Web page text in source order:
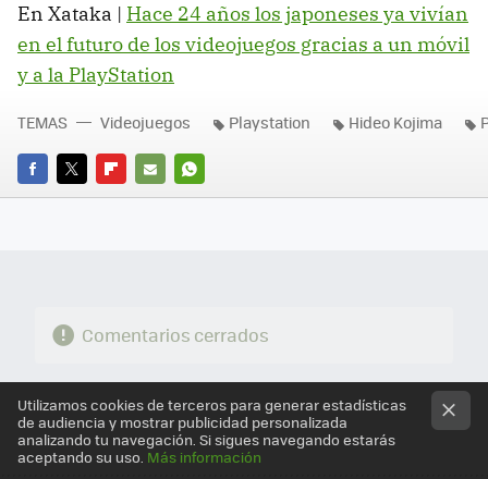
En Xataka | Hace 24 años los japoneses ya vivían
en el futuro de los videojuegos gracias a un móvil
y a la PlayStation
FACEBOOK
TWITTERFLIPBOARD
E-
WHATSAPP
TEMAS Videojuegos Playstation Hideo Kojima
Comentarios cerrados
Utilizamos cookies de terceros para generar estadísticas
de audiencia y mostrar publicidad personalizada
analizando tu navegación. Si sigues navegando estarás
aceptando su uso. Más información